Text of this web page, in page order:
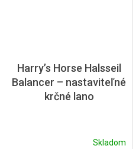
Harry’s Horse Halsseil
Balancer – nastaviteľné
krčné lano
Skladom